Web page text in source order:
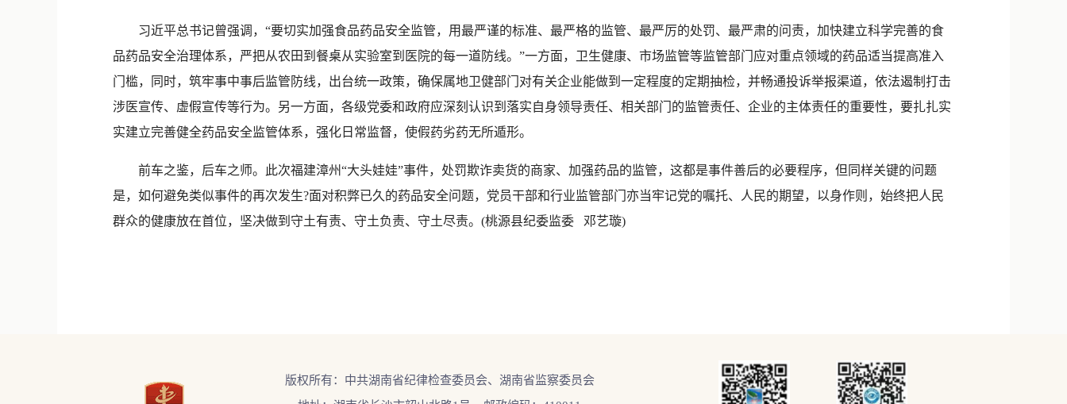
习近平总书记曾强调，“要切实加强食品药品安全监管，用最严谨的标准、最严格的监管、最严厉的处罚、最严肃的问责，加快建立科学完善的食
品药品安全治理体系，严把从农田到餐桌从实验室到医院的每一道防线。”一方面，卫生健康、市场监管等监管部门应对重点领域的药品适当提高准入
门槛，同时，筑牢事中事后监管防线，出台统一政策，确保属地卫健部门对有关企业能做到一定程度的定期抽检，并畅通投诉举报渠道，依法遏制打击
涉医宣传、虚假宣传等行为。另一方面，各级党委和政府应深刻认识到落实自身领导责任、相关部门的监管责任、企业的主体责任的重要性，要扎扎实
实建立完善健全药品安全监管体系，强化日常监督，使假药劣药无所遁形。
前车之鉴，后车之师。此次福建漳州“大头娃娃”事件，处罚欺诈卖货的商家、加强药品的监管，这都是事件善后的必要程序，但同样关键的问题
是，如何避免类似事件的再次发生?面对积弊已久的药品安全问题，党员干部和行业监管部门亦当牢记党的嘱托、人民的期望，以身作则，始终把人民
群众的健康放在首位，坚决做到守土有责、守土负责、守土尽责。(桃源县纪委监委 邓艺璇)
版权所有：中共湖南省纪律检查委员会、湖南省监察委员会